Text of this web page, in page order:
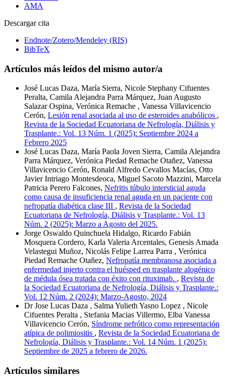
AMA
Descargar cita
Endnote/Zotero/Mendeley (RIS)
BibTeX
Artículos más leídos del mismo autor/a
José Lucas Daza, María Sierra, Nicole Stephany Cifuentes
Peralta, Camila Alejandra Parra Márquez, Juan Augusto
Salazar Ospina, Verónica Remache , Vanessa Villavicencio
Cerón, Lesión renal asociada al uso de esteroides anabólicos ,
Revista de la Sociedad Ecuatoriana de Nefrología, Diálisis y
Trasplante.: Vol. 13 Núm. 1 (2025): Septiembre 2024 a
Febrero 2025
José Lucas Daza, María Paola Joven Sierra, Camila Alejandra
Parra Márquez, Verónica Piedad Remache Otañez, Vanessa
Villavicencio Cerón, Ronald Alfredo Cevallos Macías, Otto
Javier Intriago Montesdeoca, Miguel Sacoto Mazzini, Marcela
Patricia Perero Falcones, Nefritis túbulo intersticial aguda
como causa de insuficiencia renal aguda en un paciente con
nefropatía diabética clase III , Revista de la Sociedad
Ecuatoriana de Nefrología, Diálisis y Trasplante.: Vol. 13
Núm. 2 (2025): Marzo a Agosto del 2025.
Jorge Oswaldo Quinchuela Hidalgo, Ricardo Fabián
Mosquera Cordero, Karla Valeria Arcentales, Genesis Amada
Velastegui Muñoz, Nicolás Felipe Larrea Parra , Verónica
Piedad Remache Otañez, Nefropatía membranosa asociada a
enfermedad injerto contra el huésped en trasplante alogénico
de médula ósea tratada con éxito con rituximab. , Revista de
la Sociedad Ecuatoriana de Nefrología, Diálisis y Trasplante.:
Vol. 12 Núm. 2 (2024): Marzo-Agosto, 2024
Dr Jose Lucas Daza , Salma Yulieth Yasno Lopez , Nicole
Cifuentes Peralta , Stefania Macias Villermo, Elba Vanessa
Villavicencio Cerón, Síndrome nefrótico como representación
atípica de polimiositis , Revista de la Sociedad Ecuatoriana de
Nefrología, Diálisis y Trasplante.: Vol. 14 Núm. 1 (2025):
Septiembre de 2025 a febrero de 2026.
Artículos similares